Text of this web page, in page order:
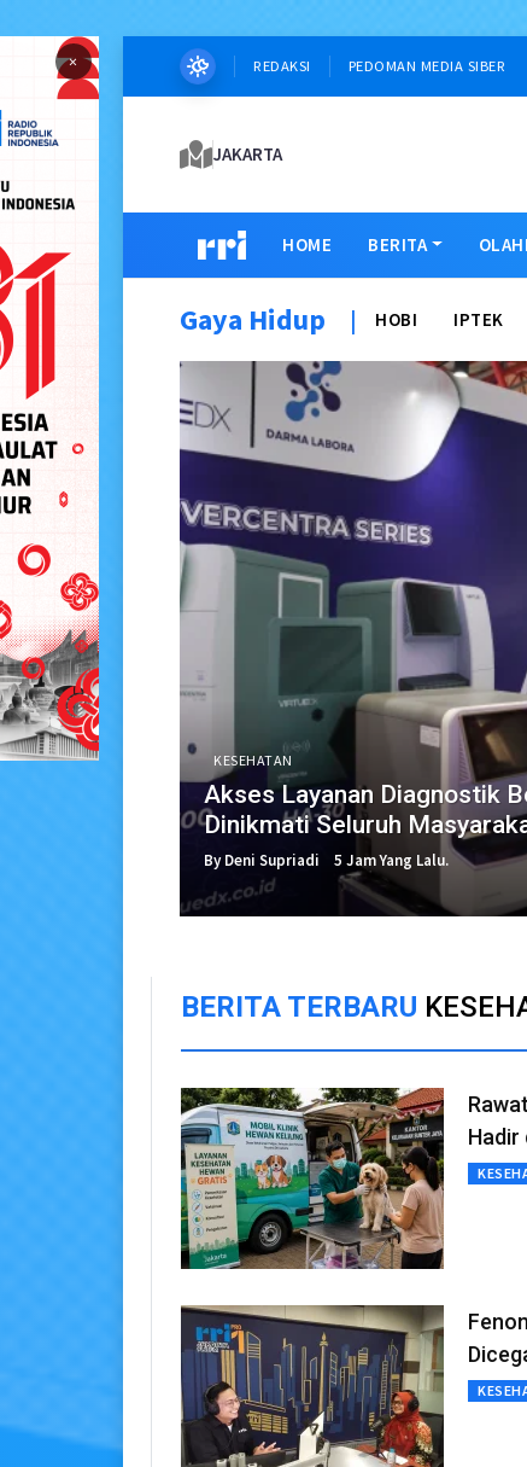
× REDAKSI PEDOMAN MEDIA SIBER
JAKARTA
HOME BERITA
Gaya Hidup | HOBI IPTEK
KESEHATAN
Akses Layanan Diagnostik
Dinikmati Seluruh
By Deni Supriadi 5 Jam Yang Lalu.
BERITA TERBARU
Hadir